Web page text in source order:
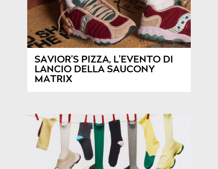
SAVIOR’S PIZZA, L’EVENTO DI
LANCIO DELLA SAUCONY
MATRIX